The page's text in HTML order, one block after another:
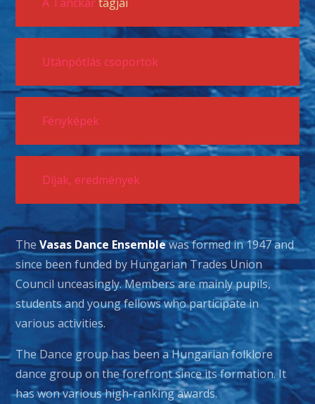
Utánpótlás csoportok
Fényképek
Díjak, eredmények
TheVasas Dance Ensemblewas formed in 1947 and
since been funded by Hungarian Trades Union
Council unceasingly. Members are mainly pupils,
students and young fellows who participate in
various activities.
The Dance group has been a Hungarian folklore
dance group on the forefront since its formation. It
has won various high-ranking awards.